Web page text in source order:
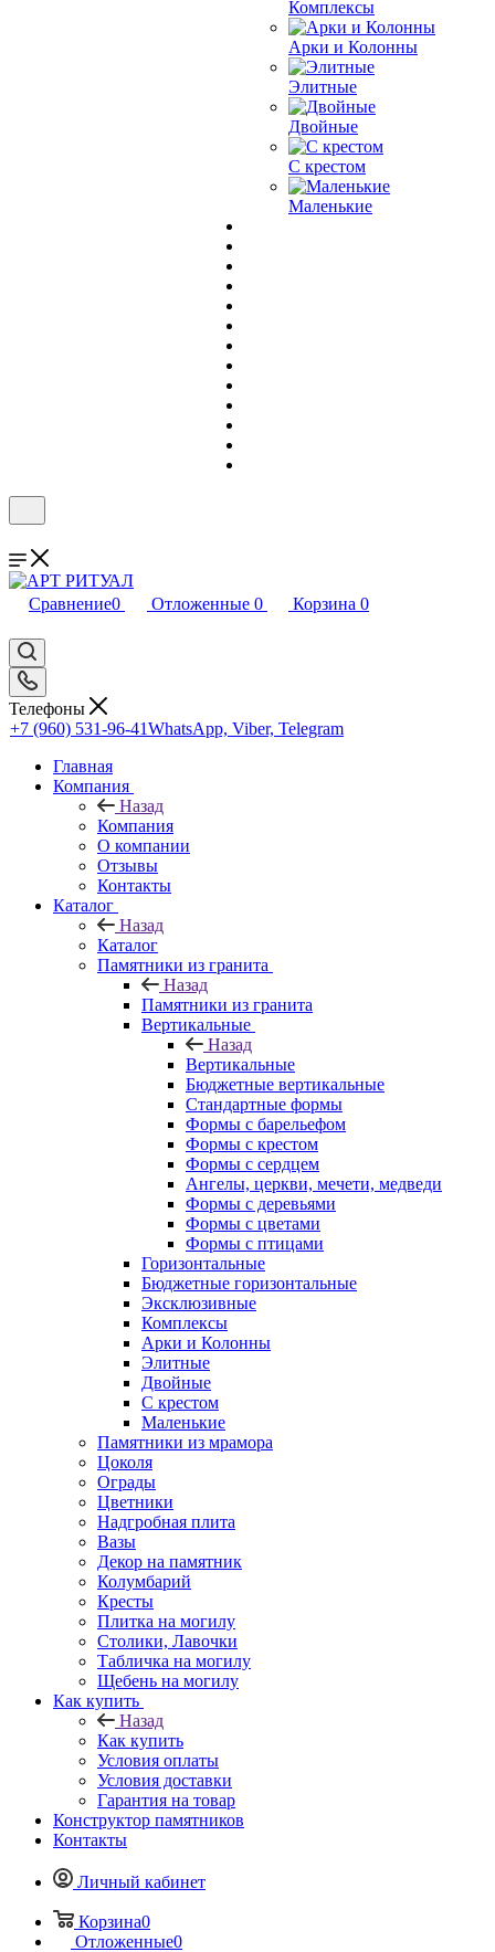
Комплексы
Арки и Колонны
Элитные
Двойные
С крестом
Маленькие
Сравнение0 Отложенные 0 Корзина 0
Телефоны
+7 (960) 531-96-41WhatsApp, Viber, Telegram
Главная
Компания
Назад
Компания
О компании
Отзывы
Контакты
Каталог
Назад
Каталог
Памятники из гранита
Назад
Памятники из гранита
Вертикальные
Назад
Вертикальные
Бюджетные вертикальные
Стандартные формы
Формы с барельефом
Формы с крестом
Формы с сердцем
Ангелы, церкви, мечети, медведи
Формы с деревьями
Формы с цветами
Формы с птицами
Горизонтальные
Бюджетные горизонтальные
Эксклюзивные
Комплексы
Арки и Колонны
Элитные
Двойные
С крестом
Маленькие
Памятники из мрамора
Цоколя
Ограды
Цветники
Надгробная плита
Вазы
Декор на памятник
Колумбарий
Кресты
Плитка на могилу
Столики, Лавочки
Табличка на могилу
Щебень на могилу
Как купить
Назад
Как купить
Условия оплаты
Условия доставки
Гарантия на товар
Конструктор памятников
Контакты
Личный кабинет
Корзина0
Отложенные0